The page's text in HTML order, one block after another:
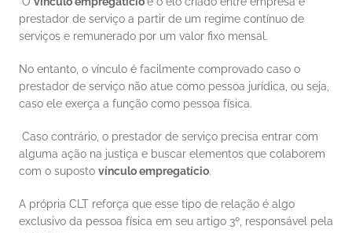
prestador de serviço a partir de um regime contínuo de
serviços e remunerado por um valor fixo mensal.
No entanto, o vínculo é facilmente comprovado caso o
prestador de serviço não atue como pessoa jurídica, ou seja,
caso ele exerça a função como pessoa física.
alguma ação na justiça e buscar elementos que colaborem
com o suposto vínculo empregatício.
A própria CLT reforça que esse tipo de relação é algo
exclusivo da pessoa física em seu artigo 3º, responsável pela